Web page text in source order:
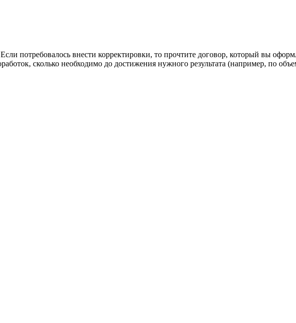
потребовалось внести корректировки, то прочтите договор, который вы
сколько необходимо до достижения нужного результата (например, по